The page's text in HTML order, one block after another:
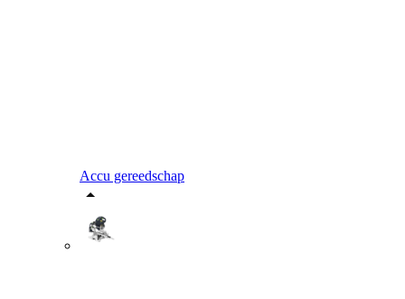
Accu gereedschap